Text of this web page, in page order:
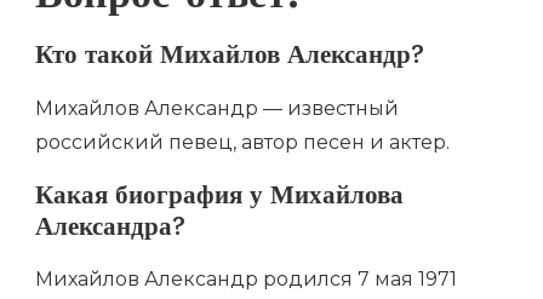
Кто такой Михайлов Александр?
Михайлов Александр — известный
российский певец, автор песен и актер.
Какая биография у Михайлова
Александра?
Михайлов Александр родился 7 мая 1971